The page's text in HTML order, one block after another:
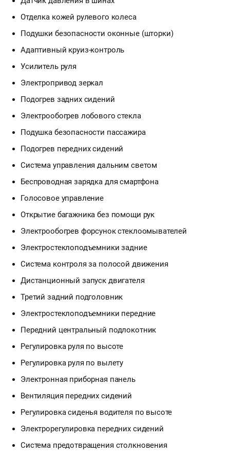
Отделка кожей рулевого колеса
Подушки безопасности оконные (шторки)
Адаптивный круиз-контроль
Усилитель руля
Электропривод зеркал
Подогрев задних сидений
Электрообогрев лобового стекла
Подушка безопасности пассажира
Подогрев передних сидений
Система управления дальним светом
Беспроводная зарядка для смартфона
Голосовое управление
Открытие багажника без помощи рук
Электрообогрев форсунок стеклоомывателей
Электростеклоподъемники задние
Система контроля за полосой движения
Дистанционный запуск двигателя
Третий задний подголовник
Электростеклоподъемники передние
Передний центральный подлокотник
Регулировка руля по высоте
Регулировка руля по вылету
Электронная приборная панель
Вентиляция передних сидений
Регулировка сиденья водителя по высоте
Электрорегулировка передних сидений
Система предотвращения столкновения